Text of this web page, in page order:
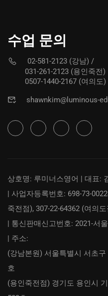
수업 문의
02-581-2123 (강남) /
031-261-2123 (용인죽전)
0507-1440-2167 (여의도)
shawnkim@luminous-
상호명: 루미너스영어 | 대표:
| 사업자등록번호: 698-73-
죽전점), 307-22-64362 (여의도
| 통신판매신고번호: 2021-서
| 주소:
(강남본원) 서울특별시 서초
호
(용인죽전점) 경기도 용인시